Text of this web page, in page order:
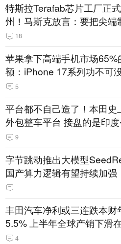
特斯拉Terafab芯片工厂正
州！马斯克放言：要把尖端
回美国
18
苹果拿下高端手机市场65%
额：iPhone 17系列功不可
5
平台都不自己造了！本田史
外包整车平台 接盘的是印
9
字节跳动推出大模型
国产算力逻辑有望持续加强
丰田汽车净利或三连跌本财
5.5% 上半年全球产销下滑
14.3万辆
4